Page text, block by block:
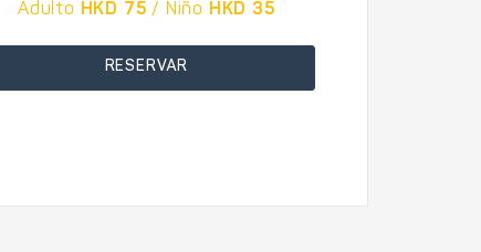
Adulto HKD 75 / Niño HKD 35
RESERVAR